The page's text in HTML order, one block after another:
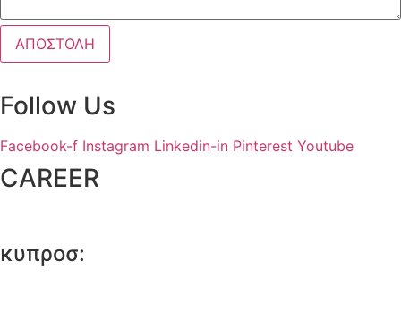
ΑΠΟΣΤΟΛΗ
Follow Us
Facebook-f Instagram Linkedin-in Pinterest Youtube
CAREER
κυπροσ: